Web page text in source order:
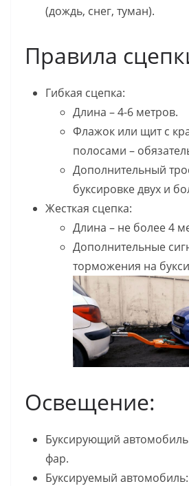
(дождь, снег, туман).
Правила
Гибкая сцепка:
Длина – 4-6 метров.
Флажок или щит с
полосами –
Дополнительный
буксировке двух и
Жесткая сцепка:
Длина – не более 4
Дополнительные
торможения на
Освещение:
Буксирующий
фар.
Буксируемый